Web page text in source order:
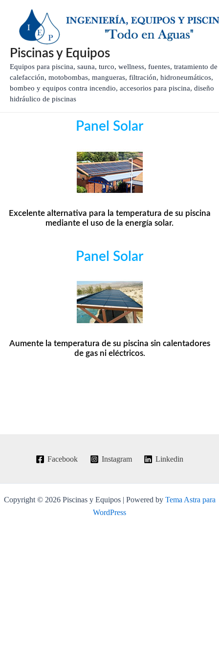
contenido
Piscinas y Equipos
Equipos para piscina, sauna, turco, wellness, fuentes, tratamiento de
calefacción, motobombas, mangueras, filtración, hidroneumáticos,
bombeo y equipos contra incendio, accesorios para piscina, diseño
hidráulico de piscinas
Panel Solar
Excelente alternativa para la temperatura de su piscina
mediante el uso de la energía solar.
Panel Solar
Aumente la temperatura de su piscina sin calentadores
de gas ni eléctricos.
Facebook Instagram Linkedin
Copyright © 2026 Piscinas y Equipos | Powered by Tema Astra para
WordPress